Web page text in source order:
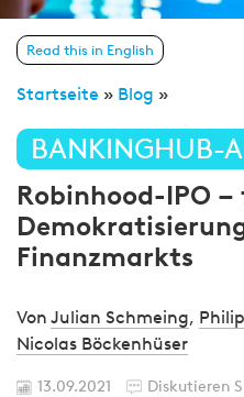
Read this in English
Startseite » Blog »
BANKINGHUB-
Robinhood-IPO
Finanzmarkts
Von Julian Schmeing,
Nicolas Böckenhüser
13.09.2021 Diskutieren